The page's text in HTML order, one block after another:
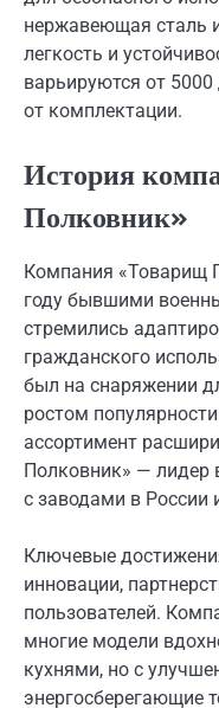
нержавеющая сталь
легкость и
варьируются от
от комплектации.
История
Полковник»
Компания «Товарищ
году бывшими
стремились
гражданского
был на снаряжении
ростом
ассортимент
Полковник» — лидер
с заводами в России
Ключевые
инновации,
пользователей.
многие модели
кухнями, но с
энергосберегающие